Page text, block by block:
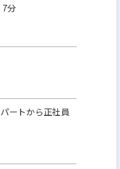
7分
ートから正社員